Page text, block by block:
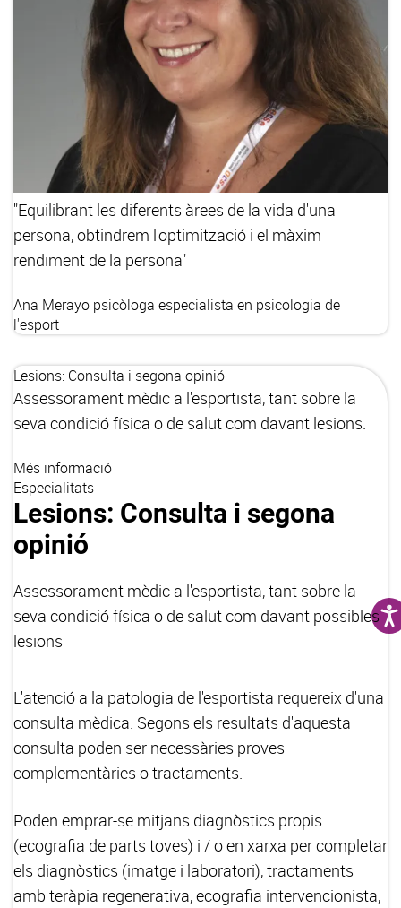
"Equilibrant les diferents àrees de la vida d'una
persona, obtindrem l'optimització i el màxim
rendiment de la persona"
Ana Merayo psicòloga especialista en psicologia de
l'esport
Lesions: Consulta i segona opinió
Assessorament mèdic a l'esportista, tant sobre la
seva condició física o de salut com davant lesions.
Més informació
Especialitats
Lesions: Consulta i segona
opinió
Assessorament mèdic a l'esportista, tant sobre la
seva condició física o de salut com davant possibles
lesions
L'atenció a la patologia de l'esportista requereix d'una
consulta mèdica. Segons els resultats d'aquesta
consulta poden ser necessàries proves
complementàries o tractaments.
Poden emprar-se mitjans diagnòstics propis
(ecografia de parts toves) i / o en xarxa per completar
els diagnòstics (imatge i laboratori), tractaments
amb teràpia regenerativa, ecografia intervencionista,